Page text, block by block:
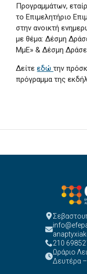
Προγραμμάτων,
το Επιμελητήριο
στην ανοικτή
με θέμα: Δέσμη
ΜμΕ» & Δέσμη
Δείτεεδώτην
πρόγραμμα της
210
Ωράριο
Δευτέρα